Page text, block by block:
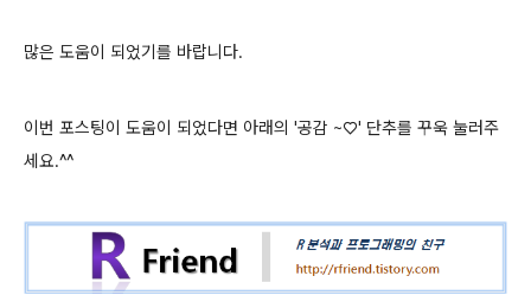
많은 도움이 되었기를 바랍니다.
이번 포스팅이 도움이 되었다면 아래의 '공감 ~♡' 단추를 꾸욱 눌러주
세요.^^